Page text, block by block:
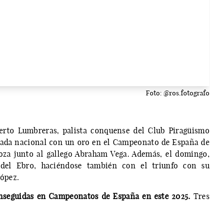
Foto: @ros.fotografo
Lumbreras, palista conquense del Club Piragüismo
nacional con un oro en el Campeonato de España de
junto al gallego Abraham Vega. Además, el domingo,
Ebro, haciéndose también con el triunfo con su
en Campeonatos de España en este 2025. Tres